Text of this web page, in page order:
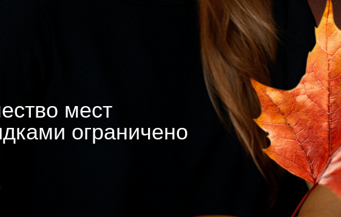
мест
ограничено